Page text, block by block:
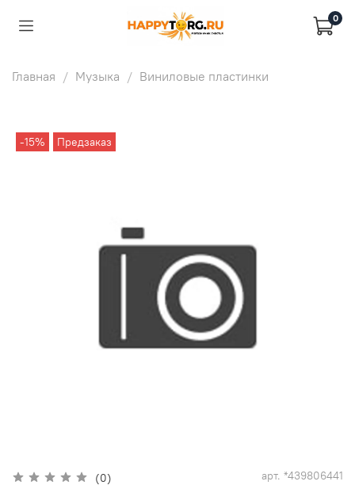
0
Главная Музыка Виниловые пластинки
-15% Предзаказ
(0) арт. *439806441